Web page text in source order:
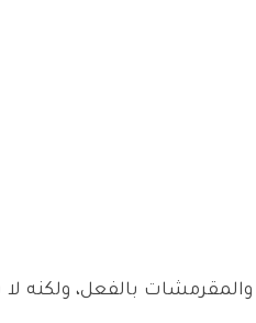
بالفعل، ولكنه لا